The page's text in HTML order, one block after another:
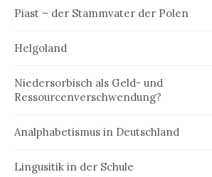
Piast – der Stammvater der Polen
Helgoland
Niedersorbisch als Geld- und
Ressourcenverschwendung?
Analphabetismus in Deutschland
Lingusitik in der Schule